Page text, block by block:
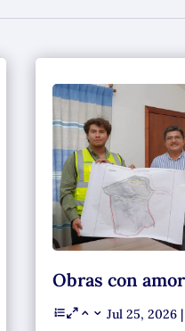
Obras con
Jul 25, 2026|